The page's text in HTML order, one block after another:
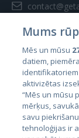
Valstis
Igaunija
Latvija
Lietuva
Mums
Mēs un mūsu
datiem,
identifikatoriem
aktivizētas
“Mēs un mūsu
mērķus,
savu
tehnoloģijas ir